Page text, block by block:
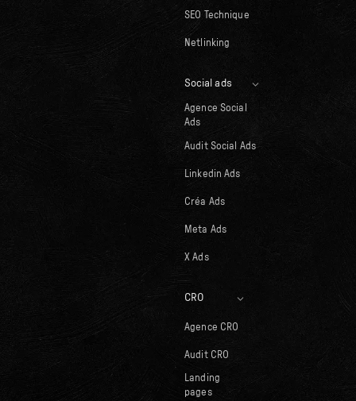
SEO Technique
Netlinking
Social ads
Agence Social
Ads
Audit Social Ads
Linkedin Ads
Créa Ads
Meta Ads
X Ads
CRO
Agence CRO
Audit CRO
Landing
pages